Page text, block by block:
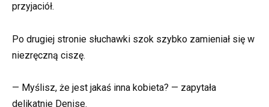
przyjaciół.
Po drugiej stronie słuchawki szok szybko zamieniał się w
niezręczną ciszę.
— Myślisz, że jest jakaś inna kobieta? — zapytała
delikatnie Denise.